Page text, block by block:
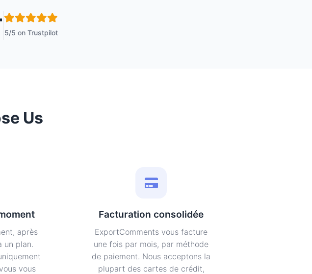
5/5 on Trustpilot
Us
après
un plan.
vous
Facturation consolidée
ExportComments vous facture
une fois par mois, par méthode
de paiement. Nous acceptons la
plupart des cartes de crédit,